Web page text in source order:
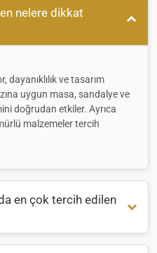
nelere dikkat
dayanıklılık ve tasarım
uygun masa, sandalye ve
doğrudan etkiler. Ayrıca
malzemeler tercih
en çok tercih edilen